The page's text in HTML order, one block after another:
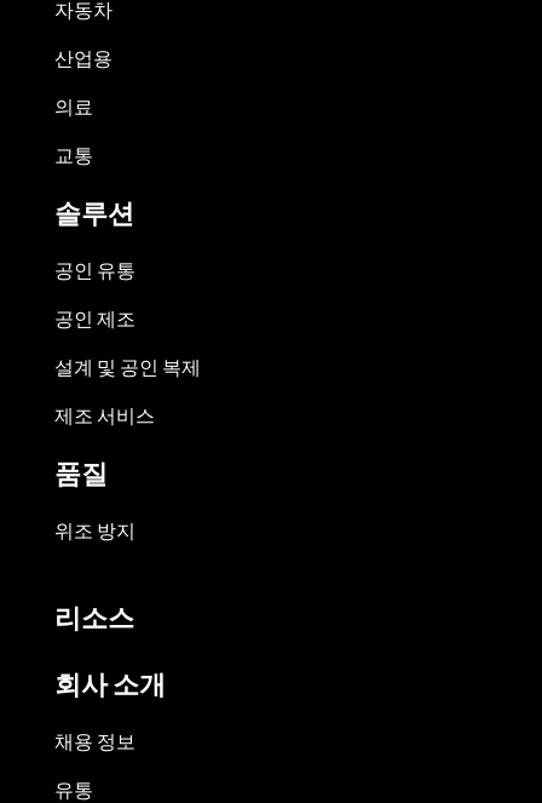
자동차
산업용
의료
교통
솔루션
공인 유통
공인 제조
설계 및 공인 복제
제조 서비스
품질
위조 방지
리소스
회사 소개
채용 정보
유통